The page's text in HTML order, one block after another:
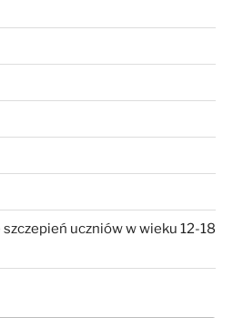
uczniów w wieku 12-18